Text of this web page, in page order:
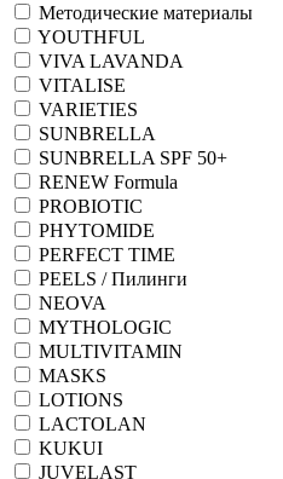
Методические материалы
YOUTHFUL
VIVA LAVANDA
VITALISE
VARIETIES
SUNBRELLA
SUNBRELLA SPF 50+
RENEW Formula
PROBIOTIC
PHYTOMIDE
PERFECT TIME
PEELS / Пилинги
NEOVA
MYTHOLOGIC
MULTIVITAMIN
MASKS
LOTIONS
LACTOLAN
KUKUI
JUVELAST